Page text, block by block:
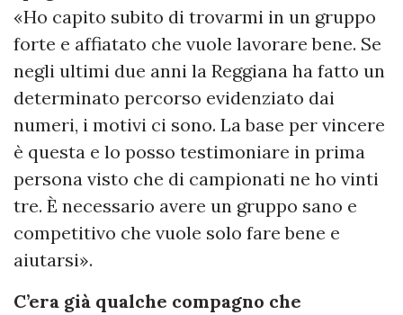
«Ho capito subito di trovarmi in un gruppo
forte e affiatato che vuole lavorare bene. Se
negli ultimi due anni la Reggiana ha fatto un
determinato percorso evidenziato dai
numeri, i motivi ci sono. La base per vincere
è questa e lo posso testimoniare in prima
persona visto che di campionati ne ho vinti
tre. È necessario avere un gruppo sano e
competitivo che vuole solo fare bene e
aiutarsi».
C’era già qualche compagno che